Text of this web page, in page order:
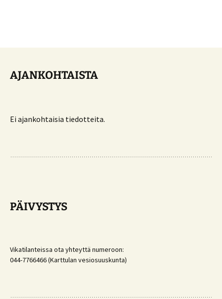
AJANKOHTAISTA
Ei ajankohtaisia tiedotteita.
PÄIVYSTYS
Vikatilanteissa ota yhteyttä numeroon:
044-7766466 (Karttulan vesiosuuskunta)